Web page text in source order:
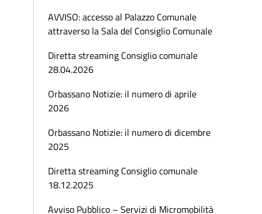
AVVISO: accesso al Palazzo Comunale
attraverso la Sala del Consiglio Comunale
Diretta streaming Consiglio comunale
28.04.2026
Orbassano Notizie: il numero di aprile
2026
Orbassano Notizie: il numero di dicembre
2025
Diretta streaming Consiglio comunale
18.12.2025
Avviso Pubblico – Servizi di Micromobilità